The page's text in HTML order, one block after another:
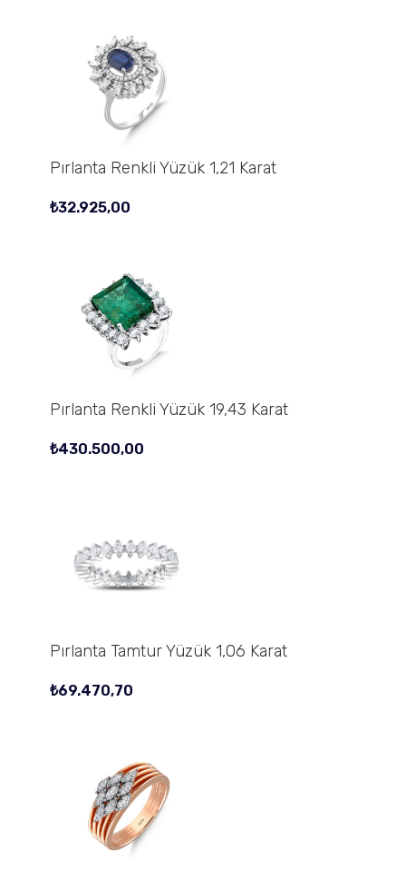
Pırlanta Renkli Yüzük 1,21 Karat
₺32.925,00
Pırlanta Renkli Yüzük 19,43 Karat
₺430.500,00
Pırlanta Tamtur Yüzük 1,06 Karat
₺69.470,70